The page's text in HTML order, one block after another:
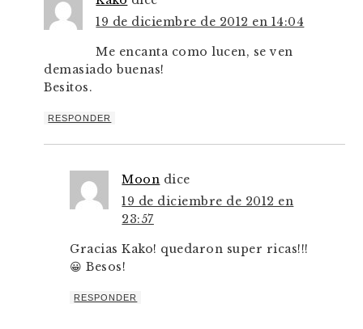
19 de diciembre de 2012 en 14:04
Me encanta como lucen, se ven
demasiado buenas!
Besitos.
RESPONDER
Moon dice
19 de diciembre de 2012 en
23:57
Gracias Kako! quedaron super ricas!!!
😀 Besos!
RESPONDER